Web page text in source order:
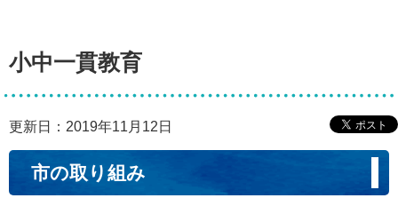
小中一貫教育
更新日：2019年11月12日
市の取り組み